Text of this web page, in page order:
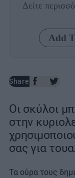
Δείτε
Add
Share
Οι σκύλοι
στην
σας για
Τα ούρα τους